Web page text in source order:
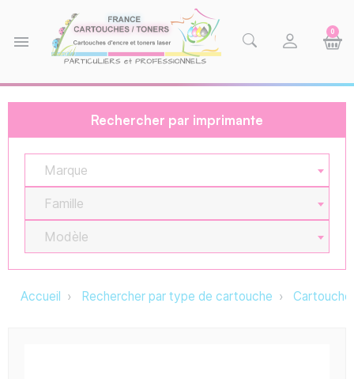
menu
0
Rechercher par imprimante
Marque
Famille
Modèle
Accueil Rechercher par type de cartouche